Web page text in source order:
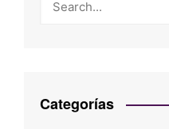
Categorías